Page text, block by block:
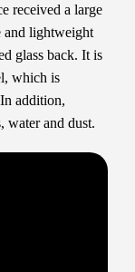
received a large
and lightweight
glass back. It is
which is
addition,
water and dust.